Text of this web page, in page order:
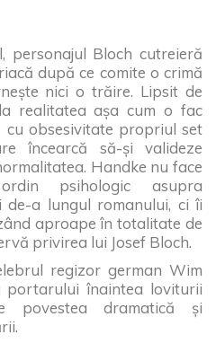
personajul Bloch cutreieră
după ce comite o crimă
nici o trăire. Lipsit de
realitatea așa cum o fac
cu obsesivitate propriul set
încearcă să-și valideze
Handke nu face
psihologic asupra
de-a lungul romanului, ci îi
aproape în totalitate de
privirea lui Josef Bloch.
regizor german Wim
portarului înaintea loviturii
dramatică și